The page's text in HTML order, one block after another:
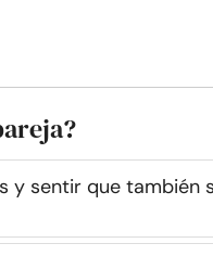
y sentir que también